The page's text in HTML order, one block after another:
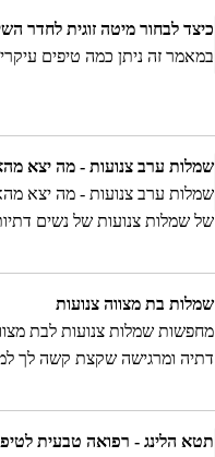
כיצד לבחור מיטה זוגית לחדר
במאמר זה ניתן כמה טיפים
שמלות ערב צנועות - מה יצא
שמלות ערב צנועות - מה יצא
של שמלות צנועות של נשים
שמלות בת מצווה צנועות
מחפשות שמלות צנועות לבת
דתיה ומרגישה שקצת קשה לך
תטא הלינג - רפואה טבעית